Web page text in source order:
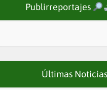
Publirreportajes
Últimas Noticias